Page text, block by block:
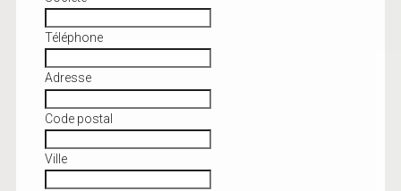
Téléphone
Adresse
Code postal
Ville